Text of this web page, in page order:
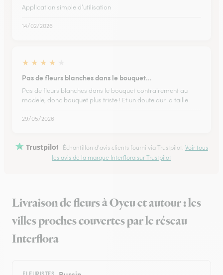
Application simple d’utilisation
14/02/2026
★ ★ ★ ★
Pas de fleurs blanches dans le bouquet…
Pas de fleurs blanches dans le bouquet contrairement au
modele, donc bouquet plus triste ! Et un doute dur la taille
29/05/2026
Trustpilot Échantillon d'avis clients fourni via Trustpilot. Voir tous
les avis de la marque Interflora sur Trustpilot
Livraison de fleurs à Oyeu et autour : les
villes proches couvertes par le réseau
Interflora